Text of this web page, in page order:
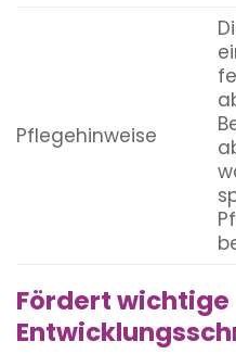
Pflegehinweise
Fördert wichtige